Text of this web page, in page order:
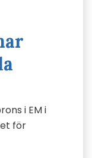
i EM i
för